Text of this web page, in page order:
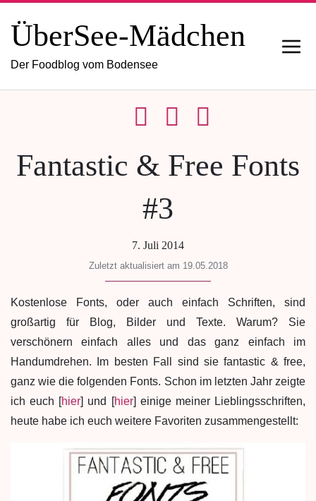
ÜberSee-Mädchen
Der Foodblog vom Bodensee
Fantastic & Free Fonts
#3
7. Juli 2014
Zuletzt aktualisiert am 19.05.2018
Kostenlose Fonts, oder auch einfach Schriften, sind
großartig für Blog, Bilder und Texte. Warum? Sie
verschönern einfach alles und das ganz einfach im
Handumdrehen. Im besten Fall sind sie fantastic & free,
ganz wie die folgenden Fonts. Schon im letzten Jahr zeigte
ich euch [hier] und [hier] einige meiner Lieblingsschriften,
heute habe ich euch weitere Favoriten zusammengestellt: